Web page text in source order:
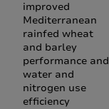
improved
Mediterranean
rainfed wheat
and barley
performance and
water and
nitrogen use
efficiency